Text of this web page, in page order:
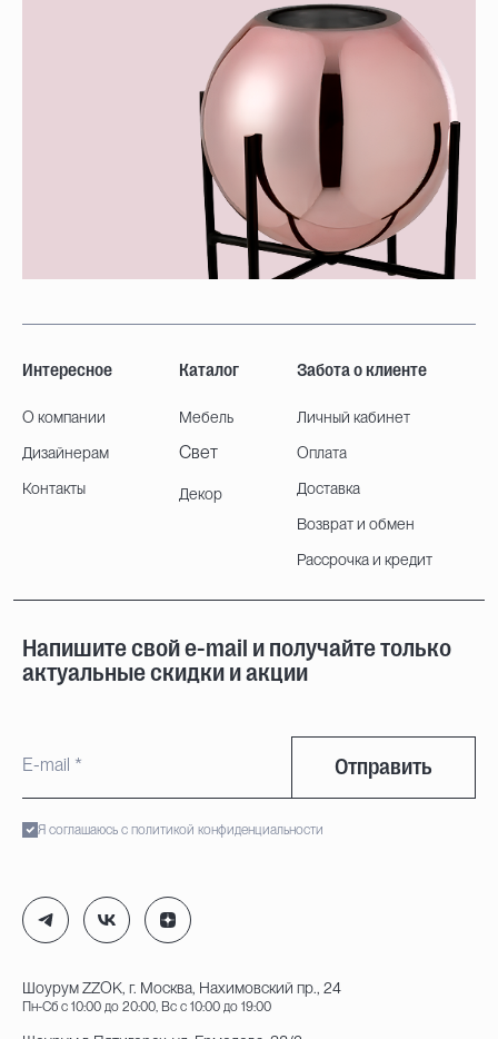
Интересное
О компании
Дизайнерам
Контакты
Каталог
Мебель
Свет
Декор
Забота о клиенте
Личный кабинет
Оплата
Доставка
Возврат и обмен
Рассрочка и кредит
Напишите свой e-mail и получайте только
актуальные скидки и акции
Отправить
Я соглашаюсь с политикой конфиденциальности
Шоурум ZZOK, г. Москва, Нахимовский пр., 24
Пн-Сб с 10:00 до 20:00, Вс с 10:00 до 19:00